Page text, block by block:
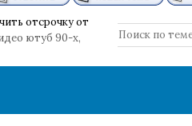
отсрочку от
ютуб 90-х,